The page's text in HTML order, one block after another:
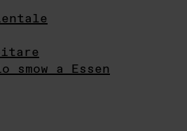
a Essen